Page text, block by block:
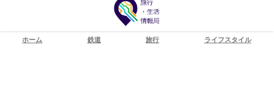
ホーム 鉄道 旅行 ライフスタイル